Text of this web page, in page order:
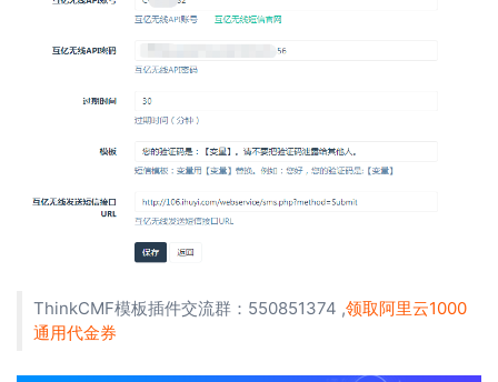
ThinkCMF模板插件交流群：550851374 ,领取阿里云1000
通用代金券